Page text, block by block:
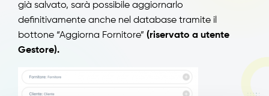
già salvato, sarà possibile aggiornarlo
definitivamente anche nel database tramite il
bottone “Aggiorna Fornitore” (riservato a utente
Gestore).